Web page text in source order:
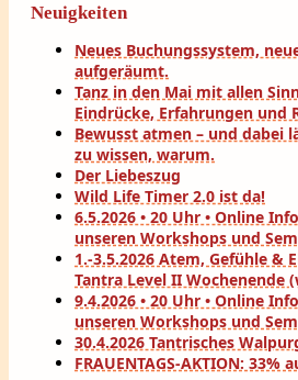
Neuigkeiten
Neues Buchungssystem,
aufgeräumt.
Tanz in den Mai mit allen
Eindrücke, Erfahrungen und
Bewusst atmen – und dabei
zu wissen, warum.
Der Liebeszug
Wild Life Timer 2.0 ist da!
6.5.2026 • 20 Uhr • Online
unseren Workshops und
1.-3.5.2026 Atem, Gefühle &
Tantra Level II Wochenende
9.4.2026 • 20 Uhr • Online
unseren Workshops und
30.4.2026 Tantrisches
FRAUENTAGS-AKTION: 33%